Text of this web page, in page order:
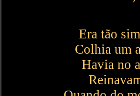
Era tão
Colhia um
Havia no